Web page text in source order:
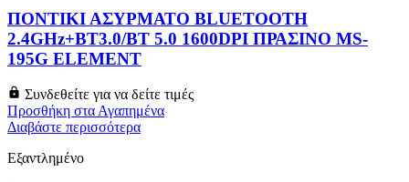
ΠΟΝΤΙΚΙ ΑΣΥΡΜΑΤΟ BLUETOOTH
2.4GHz+BT3.0/BT 5.0 1600DPI ΠΡΑΣΙΝΟ MS-
195G ELEMENT
Συνδεθείτε για να δείτε τιμές
Προσθήκη στα Αγαπημένα
Διαβάστε περισσότερα
Εξαντλημένο